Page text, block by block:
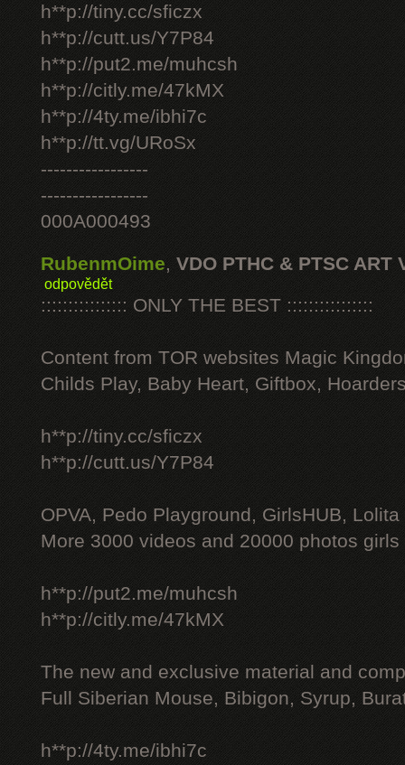
h**p://tiny.cc/sficzx
h**p://cutt.us/Y7P84
h**p://put2.me/muhcsh
h**p://citly.me/47kMX
h**p://4ty.me/ibhi7c
h**p://tt.vg/URoSx
-----------------
-----------------
000A000493
RubenmOime, VDO PTHC & PTSC ART
odpovědět
:::::::::::::::: ONLY THE BEST ::::::::::::::::
Content from TOR websites Magic
Childs Play, Baby Heart, Giftbox,
h**p://tiny.cc/sficzx
h**p://cutt.us/Y7P84
OPVA, Pedo Playground, GirlsHUB, Lolita
More 3000 videos and 20000 photos
h**p://put2.me/muhcsh
h**p://citly.me/47kMX
The new and exclusive material and
Full Siberian Mouse, Bibigon, Syrup,
h**p://4ty.me/ibhi7c